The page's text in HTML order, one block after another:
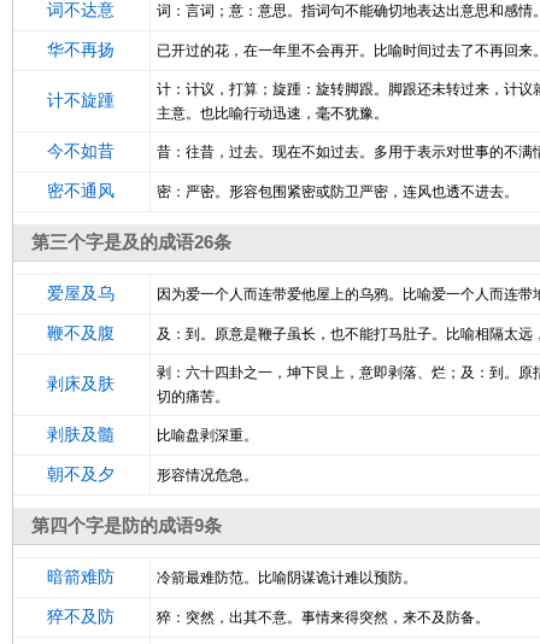
词不达意 词：言词；意：意思。指词句不能确切地表达出意思和感情
华不再扬 已开过的花，在一年里不会再开。比喻时间过去了不再回来
计不旋踵
计：计议，打算；旋踵：旋转脚跟。脚跟还未转过来，计
主意。也比喻行动迅速，毫不犹豫。
今不如昔 昔：往昔，过去。现在不如过去。多用于表示对世事的不满
密不通风 密：严密。形容包围紧密或防卫严密，连风也透不进去。
第三个字是及的成语26条
爱屋及乌 因为爱一个人而连带爱他屋上的乌鸦。比喻爱一个人而连
鞭不及腹 及：到。原意是鞭子虽长，也不能打马肚子。比喻相隔太远
剥床及肤
剥：六十四卦之一，坤下艮上，意即剥落、烂；及：到。
切的痛苦。
剥肤及髓 比喻盘剥深重。
朝不及夕 形容情况危急。
第四个字是防的成语9条
暗箭难防 冷箭最难防范。比喻阴谋诡计难以预防。
猝不及防 猝：突然，出其不意。事情来得突然，来不及防备。